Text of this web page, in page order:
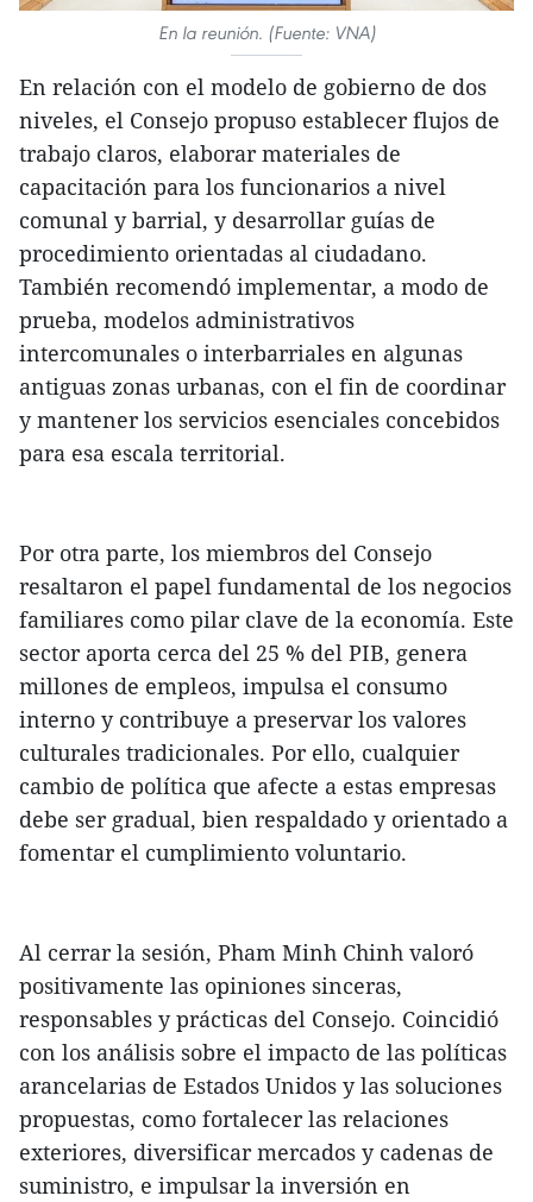
En la reunión. (Fuente: VNA)
En relación con el modelo de gobierno de dos
niveles, el Consejo propuso establecer flujos de
trabajo claros, elaborar materiales de
capacitación para los funcionarios a nivel
comunal y barrial, y desarrollar guías de
procedimiento orientadas al ciudadano.
También recomendó implementar, a modo de
prueba, modelos administrativos
intercomunales o interbarriales en algunas
antiguas zonas urbanas, con el fin de coordinar
y mantener los servicios esenciales concebidos
para esa escala territorial.
Por otra parte, los miembros del Consejo
resaltaron el papel fundamental de los negocios
familiares como pilar clave de la economía. Este
sector aporta cerca del 25 % del PIB, genera
millones de empleos, impulsa el consumo
interno y contribuye a preservar los valores
culturales tradicionales. Por ello, cualquier
cambio de política que afecte a estas empresas
debe ser gradual, bien respaldado y orientado a
fomentar el cumplimiento voluntario.
Al cerrar la sesión, Pham Minh Chinh valoró
positivamente las opiniones sinceras,
responsables y prácticas del Consejo. Coincidió
con los análisis sobre el impacto de las políticas
arancelarias de Estados Unidos y las soluciones
propuestas, como fortalecer las relaciones
exteriores, diversificar mercados y cadenas de
suministro, e impulsar la inversión en